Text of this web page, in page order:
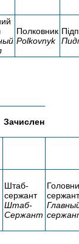
Полковник
Polkovnyk
Зачислен
Штаб-
сержант
Штаб-
Сержант
сержант